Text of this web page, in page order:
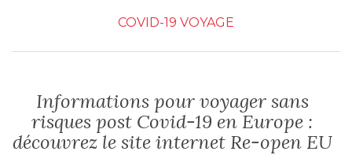
COVID-19 VOYAGE
Informations pour voyager sans
risques post Covid-19 en Europe :
découvrez le site internet Re-open EU